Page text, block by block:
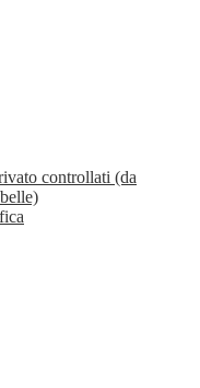
controllati (da